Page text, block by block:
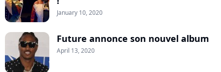
January 10, 2020
Future annonce son nouvel album
April 13, 2020